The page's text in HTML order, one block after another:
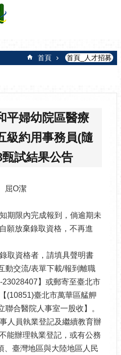
首頁 首頁_人才招募
平婦幼院區醫療
級約用事務員(隨
試結果公告
屈O潔
期限內完成報到，倘逾期未
願放棄錄取資格，不再進
取資格者，請填具聲明書
動交流/表單下載/報到離職
】或郵寄至臺北市
(10851)臺北市萬華區艋舺
聯合醫院人事室一股收】。
人員執業登記及繼續教育辦
能辦理執業登記，或有公務
、臺灣地區與大陸地區人民